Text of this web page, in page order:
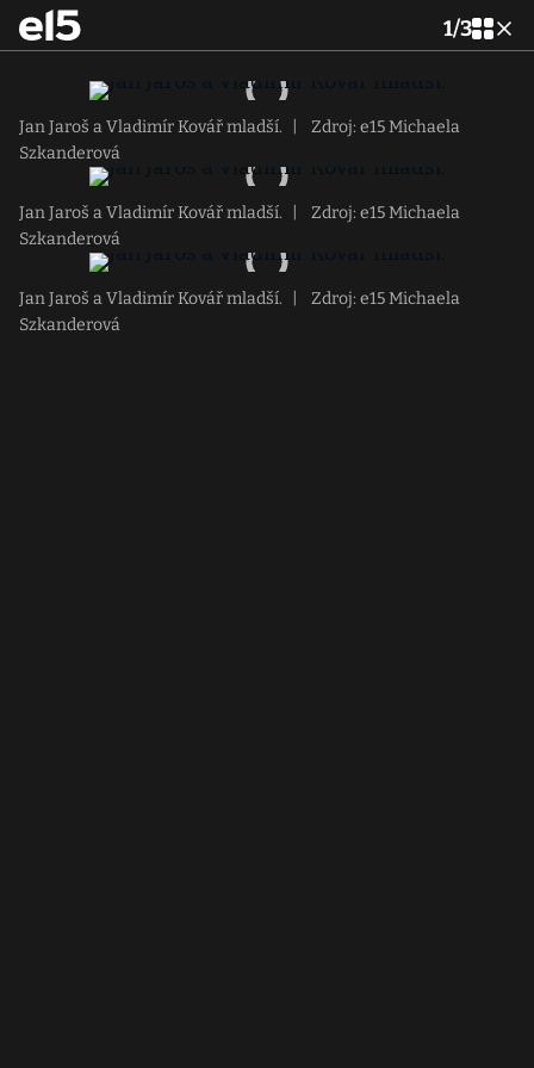
1/3
Jan Jaroš a Vladimír Kovář mladší.
Zdroj: e15 Michaela
Szkanderová
Jan Jaroš a Vladimír Kovář mladší.
Zdroj: e15 Michaela
Szkanderová
Jan Jaroš a Vladimír Kovář mladší.
Zdroj: e15 Michaela
Szkanderová